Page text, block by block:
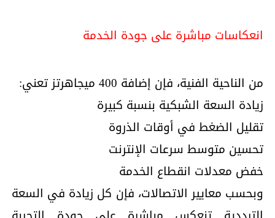
انعكاسات مباشرة على جودة الخدمة
من الناحية الفنية، فإن إضافة 400 ميجاهرتز تعني:
زيادة السعة الشبكية بنسبة كبيرة
تقليل الضغط في أوقات الذروة
تحسين متوسط سرعات الإنترنت
خفض معدلات انقطاع الخدمة
وبحسب معايير الاتصالات، فإن كل زيادة في السعة